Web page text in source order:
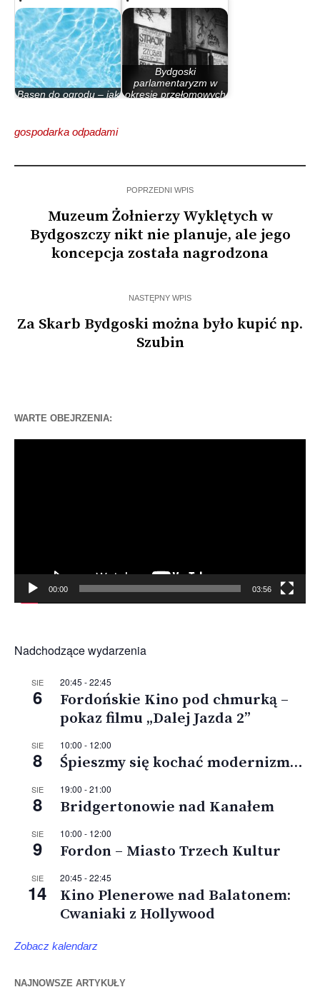
Basen do ogrodu – jak
Bydgoski
parlamentaryzm w
okresie przełomowych
gospodarka odpadami
POPRZEDNI WPIS
Muzeum Żołnierzy Wyklętych w
Bydgoszczy nikt nie planuje, ale jego
koncepcja została nagrodzona
NASTĘPNY WPIS
Za Skarb Bydgoski można było kupić np.
Szubin
WARTE OBEJRZENIA:
00:00 03:56
Nadchodzące wydarzenia
SIE
6
20:45 -22:45
Fordońskie Kino pod chmurką –
pokaz filmu „Dalej Jazda 2”
SIE
8
10:00 - 12:00
Śpieszmy się kochać modernizm…
SIE
8
19:00 -21:00
Bridgertonowie nad Kanałem
SIE
9
10:00 - 12:00
Fordon – Miasto Trzech Kultur
SIE
14
20:45 -22:45
Kino Plenerowe nad Balatonem:
Cwaniaki z Hollywood
Zobacz kalendarz
NAJNOWSZE ARTYKUŁY